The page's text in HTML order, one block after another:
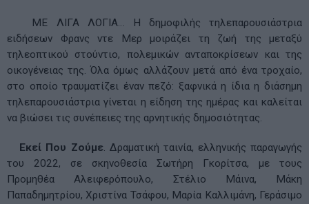
ΜΕ ΛΙΓΑ ΛΟΓΙΑ… Η δημοφιλής τηλεπαρουσιάστρια
ειδήσεων Φρανς ντε Μερ μοιράζει τη ζωή της μεταξύ
τηλεοπτικού στούντιο, πολεμικών ανταποκρίσεων και της
οικογένειας της. Όλα όμως αλλάζουν μετά από ένα τροχαίο,
στο οποίο τραυματίζει έναν πεζό: ξαφνικά η ίδια η διάσημη
τηλεπαρουσιάστρια γίνεται η είδηση της ημέρας και καλείται
να βιώσει τις συνέπειες της αρνητικής δημοσιότητας.
Εκεί Που Ζούμε. Δραματική ταινία, ελληνικής παραγωγής
του 2022, σε σκηνοθεσία Σωτήρη Γκορίτσα, με τους
Προμηθέα Αλειφερόπουλο, Στέλιο Μάινα, Μάκη
Παπαδημητρίου, Χριστίνα Τσάφου, Μαρία Καλλιμάνη, Γεράσιμο